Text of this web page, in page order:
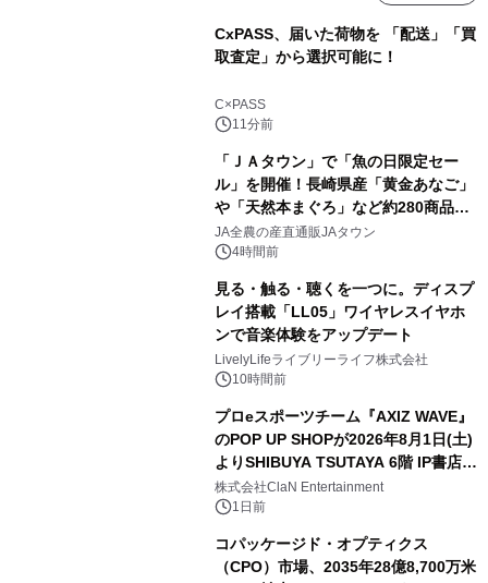
CxPASS、届いた荷物を 「配送」「買
取査定」から選択可能に！
C×PASS
11分前
「ＪＡタウン」で「魚の日限定セー
ル」を開催！長崎県産「黄金あなご」
や「天然本まぐろ」など約280商品を
販売！～毎月１０日の定例企画～
JA全農の産直通販JAタウン
4時間前
見る・触る・聴くを一つに。ディスプ
レイ搭載「LL05」ワイヤレスイヤホ
ンで音楽体験をアップデート
LivelyLifeライブリーライフ株式会社
10時間前
プロeスポーツチーム『AXIZ WAVE』
のPOP UP SHOPが2026年8月1日(土)
よりSHIBUYA TSUTAYA 6階 IP書店で
開催決定！！
株式会社ClaN Entertainment
1日前
コパッケージド・オプティクス
（CPO）市場、2035年28億8,700万米